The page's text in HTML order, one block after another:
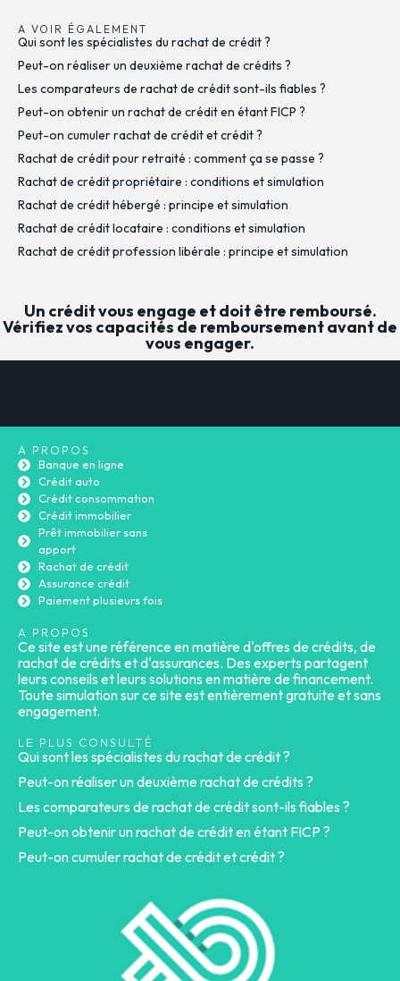
A VOIR ÉGALEMENT
Qui sont les spécialistes du rachat de crédit ?
Peut-on réaliser un deuxième rachat de crédits ?
Les comparateurs de rachat de crédit sont-ils fiables ?
Peut-on obtenir un rachat de crédit en étant FICP ?
Peut-on cumuler rachat de crédit et crédit ?
Rachat de crédit pour retraité : comment ça se passe ?
Rachat de crédit propriétaire : conditions et simulation
Rachat de crédit hébergé : principe et simulation
Rachat de crédit locataire : conditions et simulation
Rachat de crédit profession libérale : principe et simulation
Un crédit vous engage et doit être remboursé.
Vérifiez vos capacités de remboursement avant de
vous engager.
A PROPOS
Banque en ligne
Crédit auto
Crédit consommation
Crédit immobilier
Prêt immobilier sans
apport
Rachat de crédit
Assurance crédit
Paiement plusieurs fois
A PROPOS
Ce site est une référence en matière d'offres de crédits, de
rachat de crédits et d'assurances. Des experts partagent
leurs conseils et leurs solutions en matière de financement.
Toute simulation sur ce site est entièrement gratuite et sans
engagement.
LE PLUS CONSULTÉ
Qui sont les spécialistes du rachat de crédit ?
Peut-on réaliser un deuxième rachat de crédits ?
Les comparateurs de rachat de crédit sont-ils fiables ?
Peut-on obtenir un rachat de crédit en étant FICP ?
Peut-on cumuler rachat de crédit et crédit ?